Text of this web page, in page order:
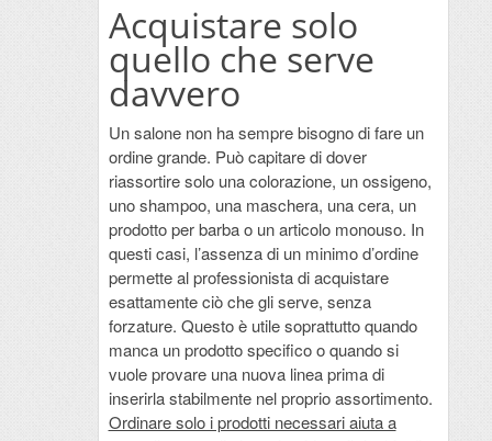
Acquistare solo
quello che serve
davvero
Un salone non ha sempre bisogno di fare un
ordine grande. Può capitare di dover
riassortire solo una colorazione, un ossigeno,
uno shampoo, una maschera, una cera, un
prodotto per barba o un articolo monouso. In
questi casi, l’assenza di un minimo d’ordine
permette al professionista di acquistare
esattamente ciò che gli serve, senza
forzature. Questo è utile soprattutto quando
manca un prodotto specifico o quando si
vuole provare una nuova linea prima di
inserirla stabilmente nel proprio assortimento.
Ordinare solo i prodotti necessari aiuta a